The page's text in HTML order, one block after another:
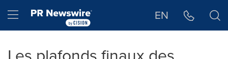
Hamburger menu EN